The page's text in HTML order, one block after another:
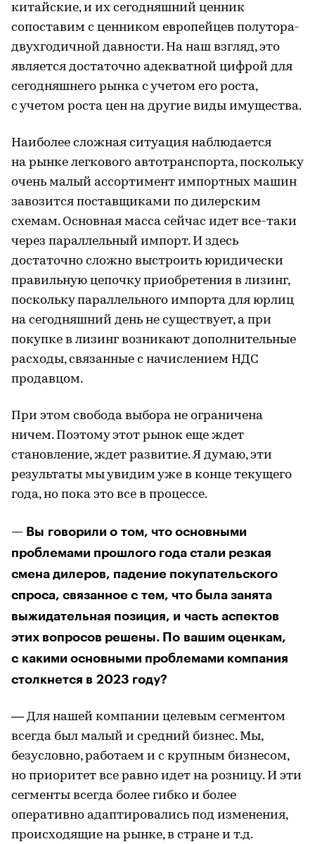
китайские, и их сегодняшний ценник
сопоставим с ценником европейцев полутора-
двухгодичной давности. На наш взгляд, это
является достаточно адекватной цифрой для
сегодняшнего рынка с учетом его роста,
с учетом роста цен на другие виды имущества.
Наиболее сложная ситуация наблюдается
на рынке легкового автотранспорта, поскольку
очень малый ассортимент импортных машин
завозится поставщиками по дилерским
схемам. Основная масса сейчас идет все-таки
через параллельный импорт. И здесь
достаточно сложно выстроить юридически
правильную цепочку приобретения в лизинг,
поскольку параллельного импорта для юрлиц
на сегодняшний день не существует, а при
покупке в лизинг возникают дополнительные
расходы, связанные с начислением НДС
продавцом.
При этом свобода выбора не ограничена
ничем. Поэтому этот рынок еще ждет
становление, ждет развитие. Я думаю, эти
результаты мы увидим уже в конце текущего
года, но пока это все в процессе.
— Вы говорили о том, что основными
проблемами прошлого года стали резкая
смена дилеров, падение покупательского
спроса, связанное с тем, что была занята
выжидательная позиция, и часть аспектов
этих вопросов решены. По вашим оценкам,
с какими основными проблемами компания
столкнется в 2023 году?
— Для нашей компании целевым сегментом
всегда был малый и средний бизнес. Мы,
безусловно, работаем и с крупным бизнесом,
но приоритет все равно идет на розницу. И эти
сегменты всегда более гибко и более
оперативно адаптировались под изменения,
происходящие на рынке, в стране и т.д.